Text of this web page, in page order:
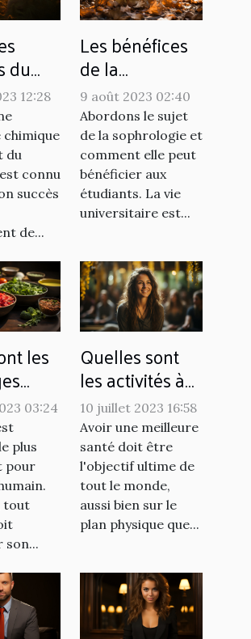
du
12:28
chimique
du
connu
succès
de...
Les bénéfices
de la
sophrologie
pour les
étudiants
9 août 2023 02:40
Abordons le sujet
de la sophrologie et
comment elle peut
bénéficier aux
étudiants. La vie
universitaire est...
les
03:24
plus
pour
tout
Quelles sont
les activités à
pratiquer pour
favoriser le
bien-être au
quotidien ?
10 juillet 2023 16:58
Avoir une meilleure
santé doit être
l'objectif ultime de
tout le monde,
aussi bien sur le
plan physique que...